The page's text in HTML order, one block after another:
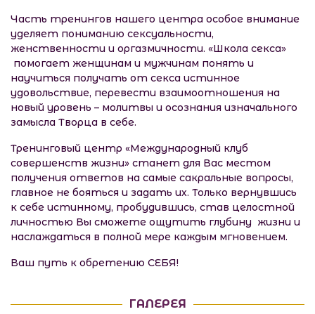
Часть тренингов нашего центра особое внимание
уделяет пониманию сексуальности,
женственности и оргазмичности. «Школа секса»
помогает женщинам и мужчинам понять и
научиться получать от секса истинное
удовольствие, перевести взаимоотношения на
новый уровень – молитвы и осознания изначального
замысла Творца в себе.
Тренинговый центр «Международный клуб
совершенств жизни» станет для Вас местом
получения ответов на самые сакральные вопросы,
главное не бояться и задать их. Только вернувшись
к себе истинному, пробудившись, став целостной
личностью Вы сможете ощутить глубину жизни и
наслаждаться в полной мере каждым мгновением.
Ваш путь к обретению СЕБЯ!
ГАЛЕРЕЯ